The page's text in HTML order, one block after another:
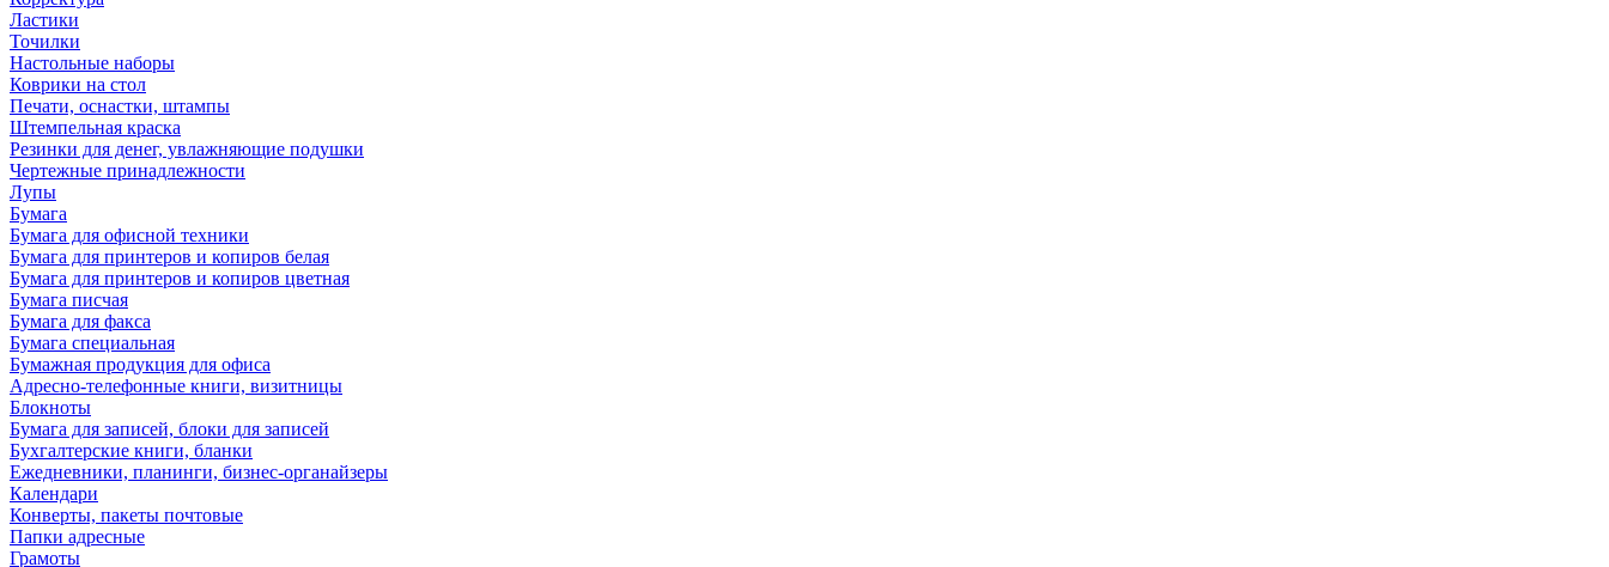
Ластики
Точилки
Настольные наборы
Коврики на стол
Печати, оснастки, штампы
Штемпельная краска
Резинки для денег, увлажняющие подушки
Чертежные принадлежности
Лупы
Бумага
Бумага для офисной техники
Бумага для принтеров и копиров белая
Бумага для принтеров и копиров цветная
Бумага писчая
Бумага для факса
Бумага специальная
Бумажная продукция для офиса
Адресно-телефонные книги, визитницы
Блокноты
Бумага для записей, блоки для записей
Бухгалтерские книги, бланки
Ежедневники, планинги, бизнес-органайзеры
Календари
Конверты, пакеты почтовые
Папки адресные
Грамоты